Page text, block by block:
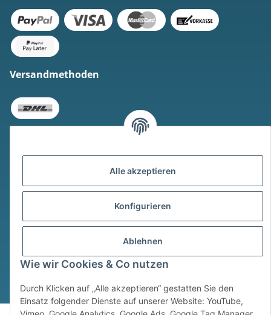
Alle akzeptieren
Konfigurieren
Ablehnen
Wie wir Cookies & Co nutzen
Durch Klicken auf „Alle akzeptieren“ gestatten Sie den
Einsatz folgender Dienste auf unserer Website: YouTube,
Versandmethoden
* Alle Preise inkl. gesetzlicher USt., zzgl.
Widerrufsbutton
© © Sim Motion GmbH 2026
Powered byJTL-Shop